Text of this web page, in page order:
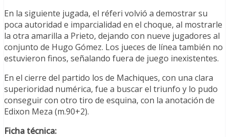
En la siguiente jugada, el réferi volvió a demostrar su
poca autoridad e imparcialidad en el choque, al mostrarle
la otra amarilla a Prieto, dejando con nueve jugadores al
conjunto de Hugo Gómez. Los jueces de línea también no
estuvieron finos, señalando fuera de juego inexistentes.
En el cierre del partido los de Machiques, con una clara
superioridad numérica, fue a buscar el triunfo y lo pudo
conseguir con otro tiro de esquina, con la anotación de
Edixon Meza (m.90+2).
Ficha técnica: